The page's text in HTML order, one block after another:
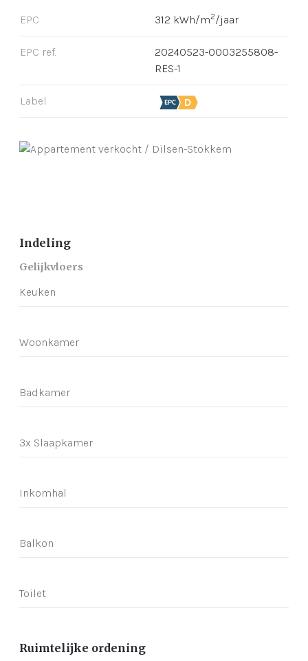
EPC 312 kWh/m2/jaar
EPC ref.
20240523-0003255808-
RES-1
Label
Indeling
Gelijkvloers
Keuken
Woonkamer
Badkamer
3x Slaapkamer
Inkomhal
Balkon
Toilet
Ruimtelijke ordening